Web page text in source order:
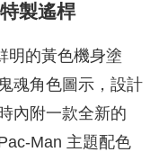
製遙桿
明的黃色機身塗
魂角色圖示，設計
內附一款全新的
主題配色